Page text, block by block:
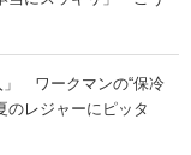
」 ワークマンの“保冷
レジャーにピッタ